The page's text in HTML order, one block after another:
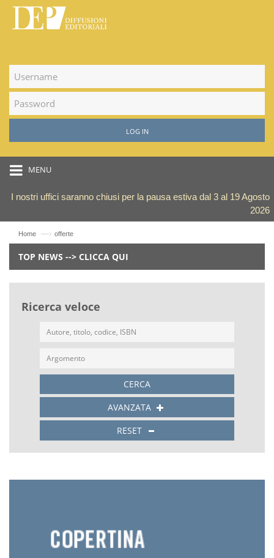
LOG IN
MENU
I nostri uffici saranno chiusi per la pausa estiva dal 3 al 19 Agosto
2026
Home —› offerte
TOP NEWS --> CLICCA QUI
Ricerca veloce
CERCA
AVANZATA
RESET